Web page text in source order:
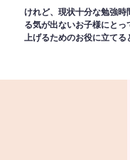
けれど、現状十分な勉強
る気が出ないお子様にと
上げるためのお役に立てる